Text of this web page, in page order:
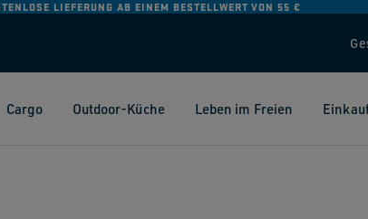
LIEFERUNG AB EINEM BESTELLWERT VON 55 €
Cargo Outdoor-Küche Leben im Freien